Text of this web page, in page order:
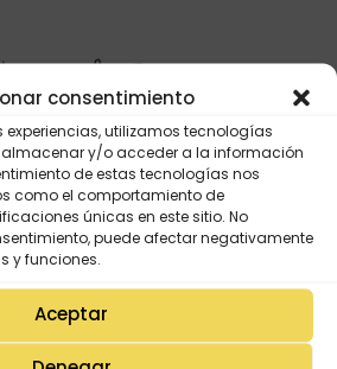
consentimiento
experiencias, utilizamos tecnologías
y/o acceder a la información
de estas tecnologías nos
como el comportamiento de
únicas en este sitio. No
puede afectar negativamente
y funciones.
Aceptar
Mi Cuenta
Lista de deseos
Mi Perfil
Descargas